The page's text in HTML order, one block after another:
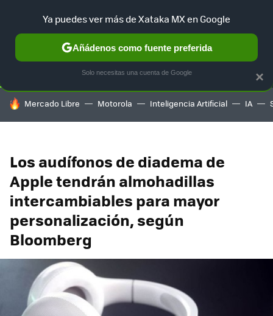
SELECCIÓN GAMING HOME AUTO TERRITORIO
HOY SE HABLA DE
Mercado Libre Motorola Inteligencia Artificial IA
Los audífonos de diadema de
Apple tendrán almohadillas
intercambiables para mayor
personalización, según
Bloomberg
×
Ya puedes ver más de Xataka MX en Google
Añádenos como fuente preferida
Solo necesitas una cuenta de Google